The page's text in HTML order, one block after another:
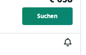
Suchen